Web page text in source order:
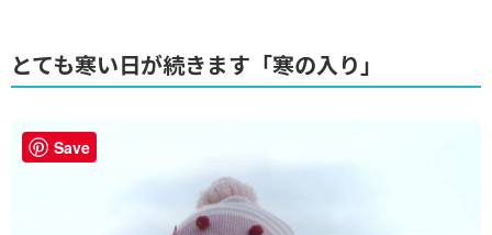
とても寒い日が続きます「寒の入り」
Save